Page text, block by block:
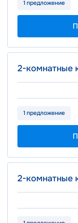
1 предложение
2-комнатные
от 39.30 м2от
1 предложение
2-комнатные
от 40.90 м 2от